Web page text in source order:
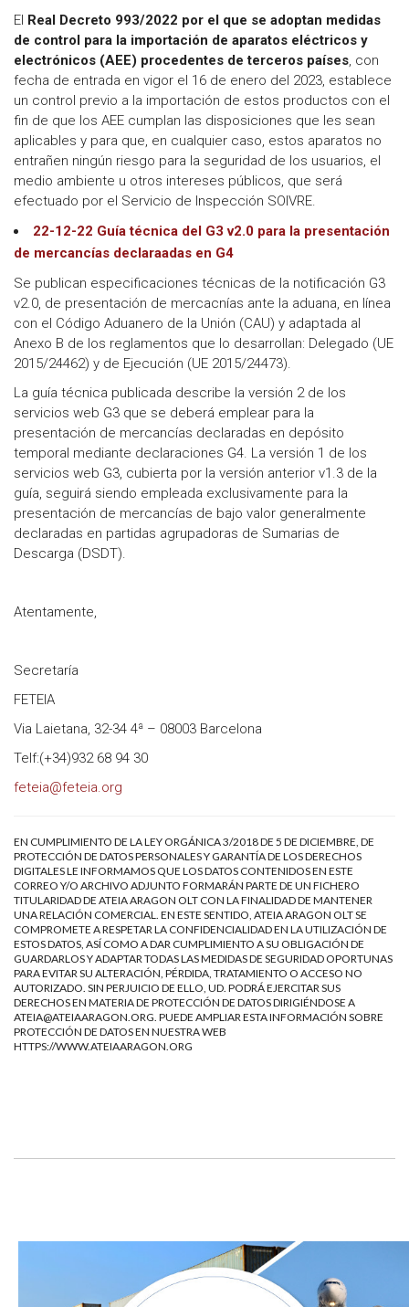
El Real Decreto 993/2022 por el que se adoptan medidas
de control para la importación de aparatos eléctricos y
electrónicos (AEE) procedentes de terceros países, con
fecha de entrada en vigor el 16 de enero del 2023, establece
un control previo a la importación de estos productos con el
fin de que los AEE cumplan las disposiciones que les sean
aplicables y para que, en cualquier caso, estos aparatos no
entrañen ningún riesgo para la seguridad de los usuarios, el
medio ambiente u otros intereses públicos, que será
efectuado por el Servicio de Inspección SOIVRE.
22-12-22 Guía técnica del G3 v2.0 para la presentación
de mercancías declaraadas en G4
Se publican especificaciones técnicas de la notificación G3
v2.0, de presentación de mercacnías ante la aduana, en línea
con el Código Aduanero de la Unión (CAU) y adaptada al
Anexo B de los reglamentos que lo desarrollan: Delegado (UE
2015/24462) y de Ejecución (UE 2015/24473).
La guía técnica publicada describe la versión 2 de los
servicios web G3 que se deberá emplear para la
presentación de mercancías declaradas en depósito
temporal mediante declaraciones G4. La versión 1 de los
servicios web G3, cubierta por la versión anterior v1.3 de la
guía, seguirá siendo empleada exclusivamente para la
presentación de mercancías de bajo valor generalmente
declaradas en partidas agrupadoras de Sumarias de
Descarga (DSDT).
Atentamente,
Secretaría
FETEIA
Via Laietana, 32-34 4ª – 08003 Barcelona
Telf:(+34)932 68 94 30
feteia@feteia.org
EN CUMPLIMIENTO DE LA LEY ORGÁNICA 3/2018 DE 5 DE DICIEMBRE, DE
PROTECCIÓN DE DATOS PERSONALES Y GARANTÍA DE LOS DERECHOS
DIGITALES LE INFORMAMOS QUE LOS DATOS CONTENIDOS EN ESTE
CORREO Y/O ARCHIVO ADJUNTO FORMARÁN PARTE DE UN FICHERO
TITULARIDAD DE ATEIA ARAGON OLT CON LA FINALIDAD DE MANTENER
UNA RELACIÓN COMERCIAL. EN ESTE SENTIDO, ATEIA ARAGON OLT SE
COMPROMETE A RESPETAR LA CONFIDENCIALIDAD EN LA UTILIZACIÓN DE
ESTOS DATOS, ASÍ COMO A DAR CUMPLIMIENTO A SU OBLIGACIÓN DE
GUARDARLOS Y ADAPTAR TODAS LAS MEDIDAS DE SEGURIDAD OPORTUNAS
PARA EVITAR SU ALTERACIÓN, PÉRDIDA, TRATAMIENTO O ACCESO NO
AUTORIZADO. SIN PERJUICIO DE ELLO, UD. PODRÁ EJERCITAR SUS
DERECHOS EN MATERIA DE PROTECCIÓN DE DATOS DIRIGIÉNDOSE A
ATEIA@ATEIAARAGON.ORG. PUEDE AMPLIAR ESTA INFORMACIÓN SOBRE
PROTECCIÓN DE DATOS EN NUESTRA WEB
HTTPS://WWW.ATEIAARAGON.ORG